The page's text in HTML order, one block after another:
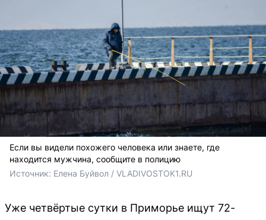
Если вы видели похожего человека или знаете, где
находится мужчина, сообщите в полицию
Источник: Елена Буйвол / VLADIVOSTOK1.RU
Уже четвёртые сутки в Приморье ищут 72-